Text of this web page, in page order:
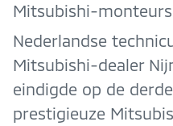
Mitsubishi-
Nederlandse
Mitsubishi-dealer
eindigde op de
prestigieuze